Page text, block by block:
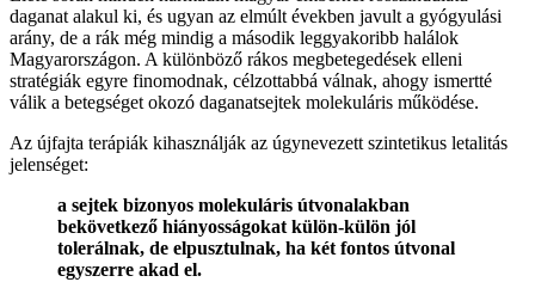
daganat alakul ki, és ugyan az elmúlt években javult a gyógyulási
arány, de a rák még mindig a második leggyakoribb halálok
Magyarországon. A különböző rákos megbetegedések elleni
stratégiák egyre finomodnak, célzottabbá válnak, ahogy ismertté
válik a betegséget okozó daganatsejtek molekuláris működése.
Az újfajta terápiák kihasználják az úgynevezett szintetikus letalitás
jelenséget:
a sejtek bizonyos molekuláris útvonalakban
bekövetkező hiányosságokat külön-külön jól
tolerálnak, de elpusztulnak, ha két fontos útvonal
egyszerre akad el.